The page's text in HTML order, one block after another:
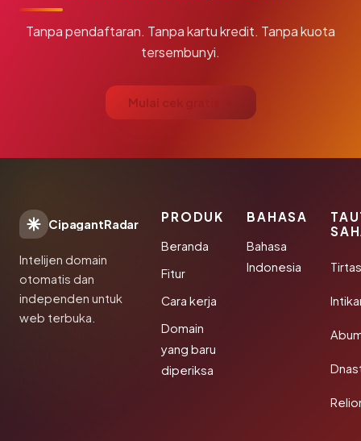
Tanpa pendaftaran. Tanpa kartu kredit. Tanpa kuota
tersembunyi.
Mulai cek gratis →
CipagantRadar
Intelijen domain
otomatis dan
independen untuk
web terbuka.
PRODUK
Beranda
Fitur
Cara kerja
Domain
yang baru
diperiksa
BAHASA
Bahasa
Indonesia